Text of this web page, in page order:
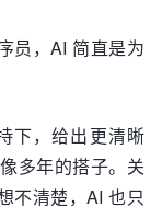
员，AI 简直是为
下，给出更清晰
多年的搭子。关
不清楚，AI 也只